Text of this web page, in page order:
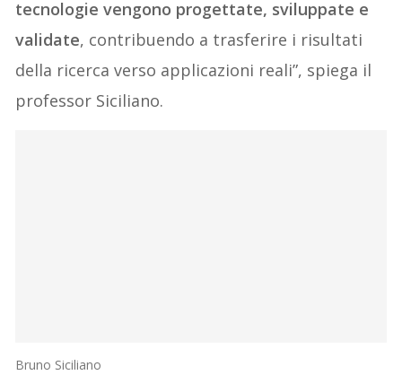
tecnologie vengono progettate, sviluppate e
validate, contribuendo a trasferire i risultati
della ricerca verso applicazioni reali”, spiega il
professor Siciliano.
Bruno Siciliano